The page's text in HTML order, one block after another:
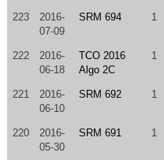
223
2016-
07-09
SRM 694 1
222
2016-
06-18
TCO 2016
Algo 2C
1
221
2016-
06-10
SRM 692 1
220
2016-
05-30
SRM 691 1